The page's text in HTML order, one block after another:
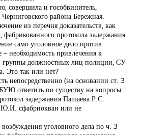
совершила и гособвинитель,
района Бережная.
из перечня доказательств, как
фабрикованного протокола задержания
само уголовное дело против
– необходимость привлечения к
группы должностных лиц полиции, СУ
Это так или нет?
непосредственно (на основании ст. 3
ответить по существу на вопросы:
задержания Пашаева Р.С.
Ю.И. сфабриокван или не
уголовного дела по ч. 3